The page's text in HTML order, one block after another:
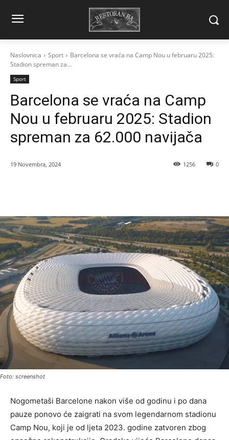
Naslovnica Sport
Barcelona se vraća na Camp Nou u februaru 2025:
Stadion spreman za...
Sport
Barcelona se vraća na Camp
Nou u februaru 2025: Stadion
spreman za 62.000 navijača
19 Novembra, 2024 0
1256
Foto: screenshot
Nogometaši Barcelone nakon više od godinu i po dana
pauze ponovo će zaigrati na svom legendarnom stadionu
Camp Nou, koji je od ljeta 2023. godine zatvoren zbog